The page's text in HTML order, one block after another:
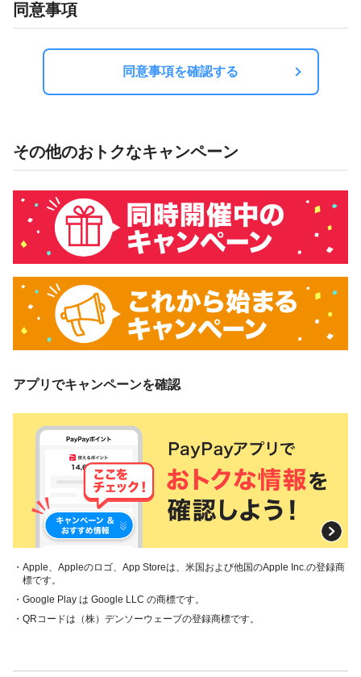
同意事項
同意事項を確認する
その他のおトクなキャンペーン
アプリでキャンペーンを確認
・Apple、Appleのロゴ、App Storeは、米国および他国のApple Inc.の登録商
標です。
・Google Play は Google LLC の商標です。
・QRコードは（株）デンソーウェーブの登録商標です。